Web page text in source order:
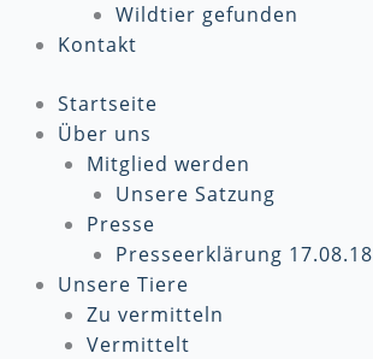
Wildtier gefunden
Kontakt
Startseite
Über uns
Mitglied werden
Unsere Satzung
Presse
Presseerklärung 17.08.18
Unsere Tiere
Zu vermitteln
Vermittelt